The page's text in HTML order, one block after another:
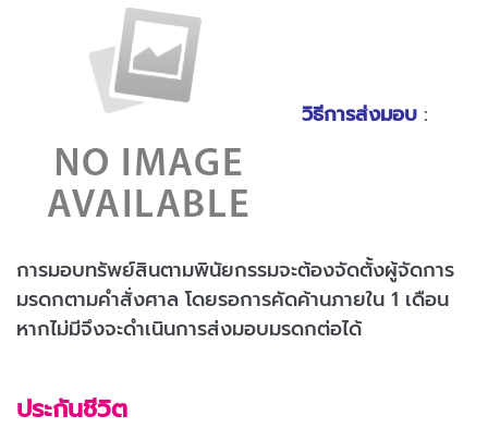
วิธีการส่งมอบ :
การมอบทรัพย์สินตามพินัยกรรมจะต้องจัดตั้งผู้จัดการ
มรดกตามคำสั่งศาล โดยรอการคัดค้านภายใน 1 เดือน
หากไม่มีจึงจะดำเนินการส่งมอบมรดกต่อได้
ประกันชีวิต